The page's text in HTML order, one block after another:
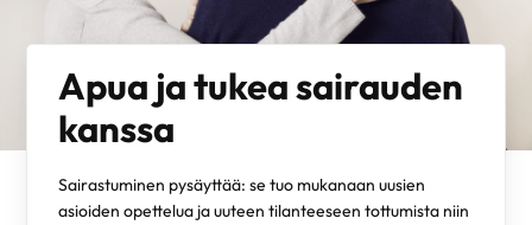
Apua ja tukea sairauden
kanssa
Sairastuminen pysäyttää: se tuo mukanaan uusien
asioiden opettelua ja uuteen tilanteeseen tottumista niin